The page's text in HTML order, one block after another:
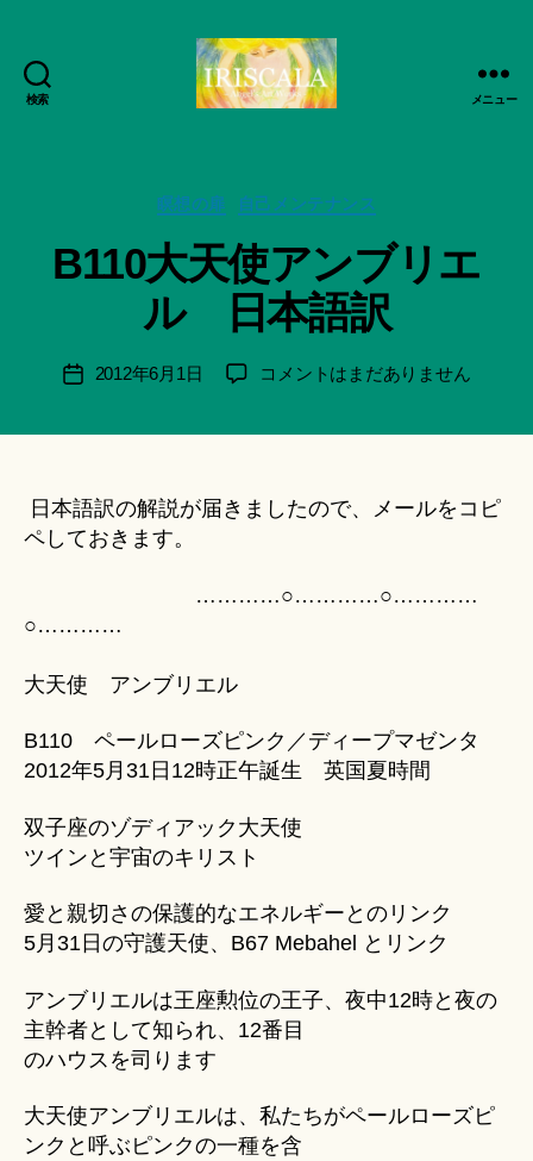
検索
日
活
動
記
録・
品
IRISCALA
メニュー
カ
ゴ
リ
ー
瞑想の扉 自己メンテナンス
B110大天使アンブリエ
ル 日本語訳
投
:
智
日
月
＊
u
a
ts
＊
投
2012年6月1日
B110
ン
ル
へ
の
コメントはまだありません
日本語訳の解説が届きましたので、メールをコピ
ペしておきます。
…………○…………○…………
○…………
大天使 アンブリエル
B110 ペールローズピンク／ディープマゼンタ
2012年5月31日12時正午誕生 英国夏時間
双子座のゾディアック大天使
ツインと宇宙のキリスト
愛と親切さの保護的なエネルギーとのリンク
5月31日の守護天使、B67 Mebahel とリンク
アンブリエルは王座勲位の王子、夜中12時と夜の
主幹者として知られ、12番目
のハウスを司ります
大天使アンブリエルは、私たちがペールローズピ
ンクと呼ぶピンクの一種を含